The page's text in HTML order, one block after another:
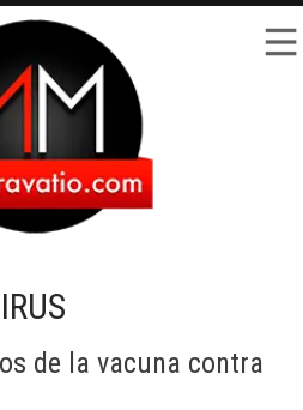
de la vacuna contra